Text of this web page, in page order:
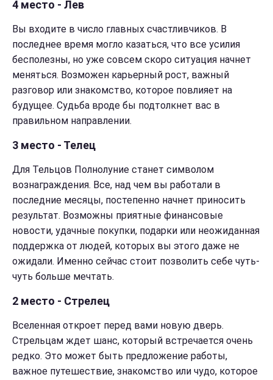
4 место - Лев
Вы входите в число главных счастливчиков. В
последнее время могло казаться, что все усилия
бесполезны, но уже совсем скоро ситуация начнет
меняться. Возможен карьерный рост, важный
разговор или знакомство, которое повлияет на
будущее. Судьба вроде бы подтолкнет вас в
правильном направлении.
3 место - Телец
Для Тельцов Полнолуние станет символом
вознаграждения. Все, над чем вы работали в
последние месяцы, постепенно начнет приносить
результат. Возможны приятные финансовые
новости, удачные покупки, подарки или неожиданная
поддержка от людей, которых вы этого даже не
ожидали. Именно сейчас стоит позволить себе чуть-
чуть больше мечтать.
2 место - Стрелец
Вселенная откроет перед вами новую дверь.
Стрельцам ждет шанс, который встречается очень
редко. Это может быть предложение работы,
важное путешествие, знакомство или чудо, которое